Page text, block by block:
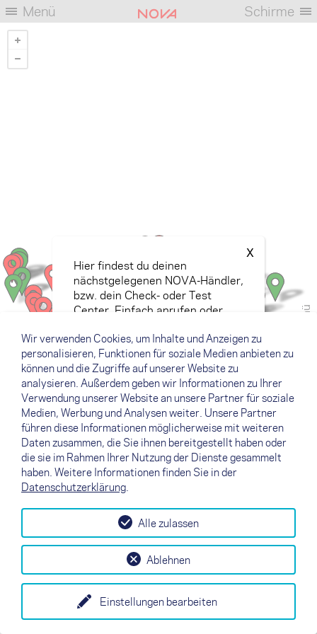
Menü Schirme
Menü
Legend
X
Hier findest du deinen
nächstgelegenen NOVA-Händler,
bzw. dein Check- oder Test
Center. Einfach anrufen oder
schon bist du einen Schritt näher
an deinem neuen Gleitschirm,
Gurtzeug, Retter oder Check.
Wir verwenden Cookies, um Inhalte und Anzeigen zu
personalisieren, Funktionen für soziale Medien anbieten zu
können und die Zugriffe auf unserer Website zu
analysieren. Außerdem geben wir Informationen zu Ihrer
Verwendung unserer Website an unsere Partner für soziale
Medien, Werbung und Analysen weiter. Unsere Partner
führen diese Informationen möglicherweise mit weiteren
Daten zusammen, die Sie ihnen bereitgestellt haben oder
die sie im Rahmen Ihrer Nutzung der Dienste gesammelt
haben. Weitere Informationen finden Sie in der
Datenschutzerklärung.
Einstellungen bearbeiten
Ablehnen
Alle zulassen